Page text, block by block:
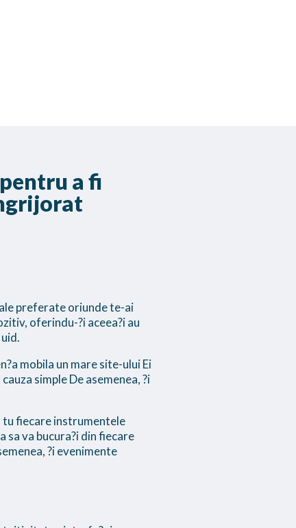
a fi
preferate oriunde te-ai
oferindu-?i aceea?i au
mobila un mare site-ului Ei
simple De asemenea, ?i
tu fiecare instrumentele
sa va bucura?i din fiecare
?i evenimente